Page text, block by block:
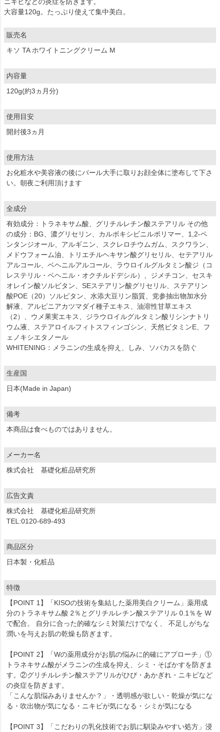
大容量120g。たっぷり使えて集中美白。
販売名
キソ TA ホワイトニングクリーム M
内容量
120g(約3ヵ月分)
使用目安
開封後3ヵ月
使用方法
お化粧水や美容液の後にパール大手に取りお顔全体に塗布して下さ
い。朝夜ご利用頂けます
全成分
有効成分：トラネキサム酸、グリチルレチン酸ステアリル その他
の成分：BG、濃グリセリン、カルボキシビニルポリマー、1,2-ペ
ンタンジオール、アルギニン、スクレロチウムガム、スクワラン、
メドウフォーム油、トリエチルヘキサン酸グリセリル、セテアリル
アルコール、ベヘニルアルコール、ラウロイルグルタミン酸ジ（コ
レステリル・ベヘニル・オクチルドデシル）、ジメチコン、セスキ
オレイン酸ソルビタン、SEステアリン酸グリセリル、ステアリン
酸POE（20）ソルビタン、水添大豆リン脂質、党参抽出物加水分
解液、アルピニアカツマダイ種子エキス、油溶性甘草エキス
（2）、ウメ果実エキス、ジラウロイルグルタミン酸リシンナトリ
ウム液、ステアロイルフィトスフィンゴシン、天然ビタミンE、フ
ェノキシエタノール
WHITENING：メラニンの生成を抑え、しみ、ソバカスを防ぐ
生産国
日本(Made in Japan)
備考
本商品は食べものではありません。
メーカー名
株式会社 基礎化粧品研究所
広告文責
株式会社 基礎化粧品研究所
TEL:0120-689-493
商品区分
日本製・化粧品
特徴
【POINT 1】「KISOの技術を集結した薬用美白クリーム」薬用成
分のトラネキサム酸 2％とグリチルレチン酸ステアリル 0.1％を W
で配合。 自分に合った的確なシミ対策だけでなく、 不足しがちな
潤いを与えお肌の乾燥も防ぎます。
【POINT 2】「Wの薬用成分がお肌の悩みに的確にアプローチ」①
トラネキサム酸がメラニンの生成を抑え、シミ・そばかすを防ぎま
す。②グリチルレチン酸ステアリルがひび・あかぎれ・ニキビなど
の炎症を防ぎます。
「こんな肌悩みありませんか？」・透明感が欲しい・乾燥が気にな
る・吹出物が気になる・ニキビが気になる・シミが気になる
【POINT 3】「こだわりの乳化技術でお肌に馴染みやすい処方」浸